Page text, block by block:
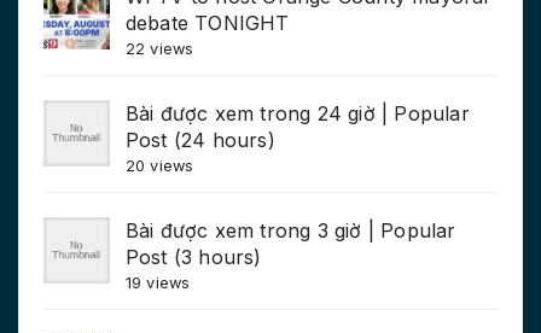
debate TONIGHT
22 views
Bài được xem trong 24 giờ | Popular
Post (24 hours)
20 views
Bài được xem trong 3 giờ | Popular
Post (3 hours)
19 views